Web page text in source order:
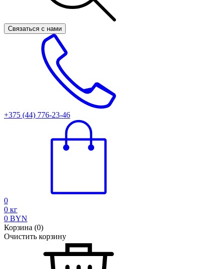
Связаться с нами
+375 (44) 776-23-46
0
0 кг
0 BYN
Корзина (0)
Очистить корзину